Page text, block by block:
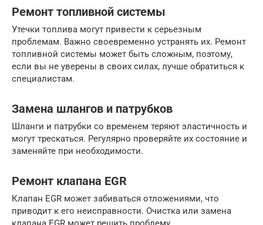
Ремонт топливной системы
Утечки топлива могут привести к серьезным
проблемам. Важно своевременно устранять их. Ремонт
топливной системы может быть сложным, поэтому,
если вы не уверены в своих силах, лучше обратиться к
специалистам.
Замена шлангов и патрубков
Шланги и патрубки со временем теряют эластичность и
могут трескаться. Регулярно проверяйте их состояние и
заменяйте при необходимости.
Ремонт клапана EGR
Клапан EGR может забиваться отложениями, что
приводит к его неисправности. Очистка или замена